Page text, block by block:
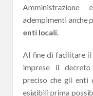
adempimenti anche
enti locali.
Al fine di facilitare
imprese il
preciso che gli enti
esigibili prima